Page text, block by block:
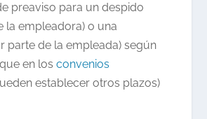
preaviso para un despido
la empleadora) o una
parte de la empleada) según
en losconvenios
establecer otros plazos)